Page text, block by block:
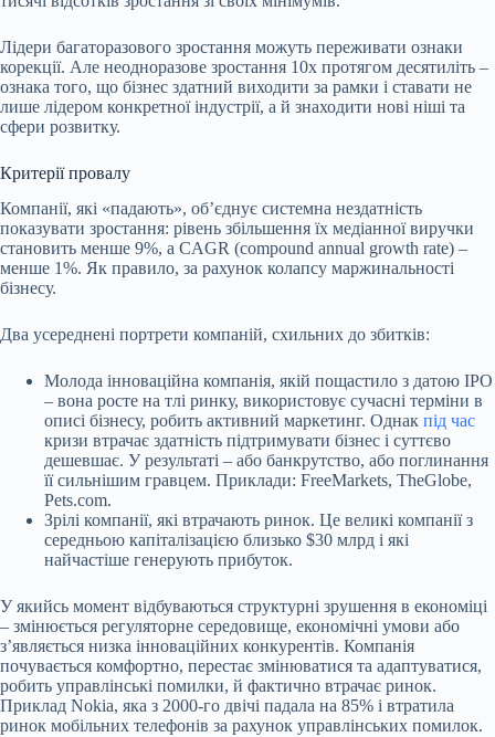
Лідери багаторазового зростання можуть переживати ознаки
корекції. Але неодноразове зростання 10х протягом десятиліть –
ознака того, що бізнес здатний виходити за рамки і ставати не
лише лідером конкретної індустрії, а й знаходити нові ніші та
сфери розвитку.
Критерії провалу
Компанії, які «падають», обʼєднує системна нездатність
показувати зростання: рівень збільшення їх медіанної виручки
становить менше 9%, а CAGR (сompound annual growth rate) –
менше 1%. Як правило, за рахунок колапсу маржинальності
бізнесу.
Два усереднені портрети компаній, схильних до збитків:
Молода інноваційна компанія, якій пощастило з датою IPO
– вона росте на тлі ринку, використовує сучасні терміни в
описі бізнесу, робить активний маркетинг. Однак під час
кризи втрачає здатність підтримувати бізнес і суттєво
дешевшає. У результаті – або банкрутство, або поглинання
її сильнішим гравцем. Приклади: FreeMarkets, TheGlobe,
Pets.com.
Зрілі компанії, які втрачають ринок. Це великі компанії з
середньою капіталізацією близько $30 млрд і які
найчастіше генерують прибуток.
У якийсь момент відбуваються структурні зрушення в економіці
– змінюється регуляторне середовище, економічні умови або
зʼявляється низка інноваційних конкурентів. Компанія
почувається комфортно, перестає змінюватися та адаптуватися,
робить управлінські помилки, й фактично втрачає ринок.
Приклад Nokia, яка з 2000-го двічі падала на 85% і втратила
ринок мобільних телефонів за рахунок управлінських помилок.